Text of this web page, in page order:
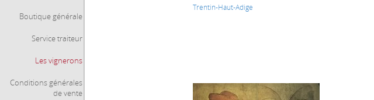
Boutique générale
Service traiteur
Les vignerons
Conditions générales
de vente
Trentin-Haut-Adige